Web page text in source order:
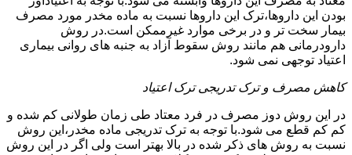
بودن این داروها،ترک این داروها نسبت به ماده مخدر مورد مصرف
بیمار سخت تر و در برخی موارد غیرممکن است.در روش
دارودرمانی هم مانند روش سقوط آزاد به جنبه های روانی بیماری
اعتیاد توجهی نمی شود.
کاهش مصرف و ترک تدریجی ترک اعتیاد
در این روش دوز مصرف در فرد معتاد طی زمان طولانی کم شده و
کم کم قطع می شود.با توجه به ترک تدریجی ماده مخدر،این روش
نسبت به روش های ذکر شده در بالا بهتر است ولی اگر در این روش